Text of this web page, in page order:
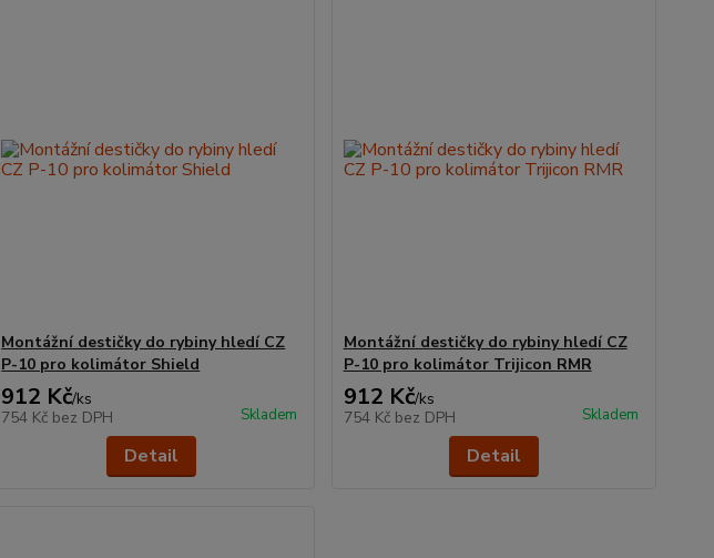
Montážní destičky do rybiny hledí CZ
P-10 pro kolimátor Shield
912 Kč/ks
754 Kč bez DPH Skladem
Detail
Montážní destičky do rybiny hledí CZ
P-10 pro kolimátor Trijicon RMR
912 Kč/ks
754 Kč bez DPH Skladem
Detail